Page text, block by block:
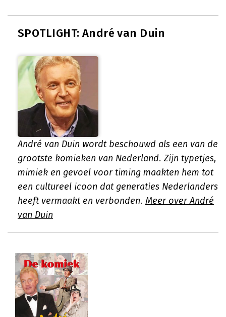
SPOTLIGHT: André van Duin
André van Duin wordt beschouwd als een van de
grootste komieken van Nederland. Zijn typetjes,
mimiek en gevoel voor timing maakten hem tot
een cultureel icoon dat generaties Nederlanders
heeft vermaakt en verbonden. Meer over André
van Duin